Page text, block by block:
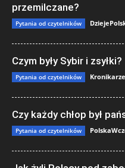
przemilczane?
Pytania od czytelników
Czym były Sybir i zsyłki?
Pytania od czytelników Kronikarze
Czy każdy chłop był
Pytania od czytelników